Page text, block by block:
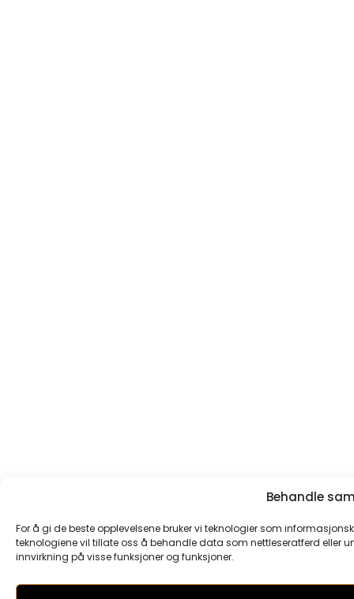
Behandle
For å gi de beste opplevelsene bruker vi teknologier som
teknologiene vil tillate oss å behandle data som nettleseratferd eller
innvirkning på visse funksjoner og funksjoner.